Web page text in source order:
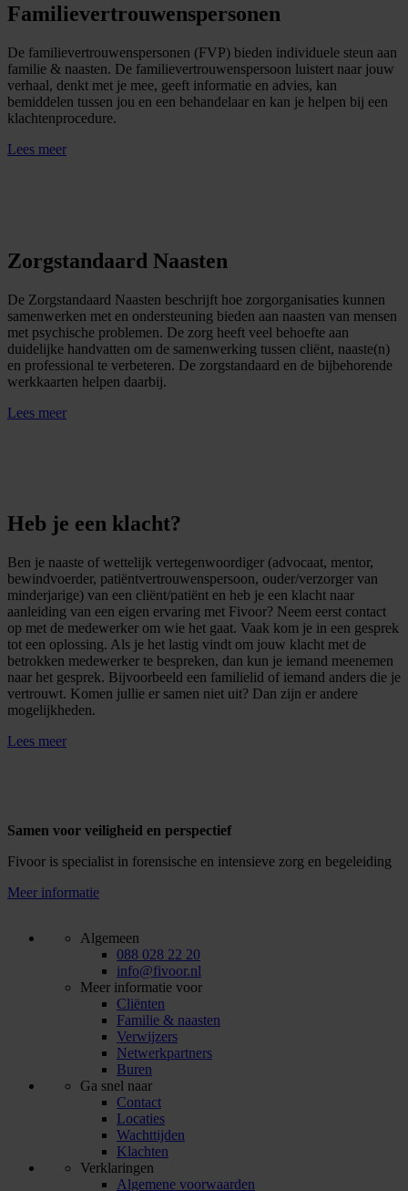
Familievertrouwenspersonen
De familievertrouwenspersonen (FVP) bieden individuele steun aan
familie & naasten. De familievertrouwenspersoon luistert naar jouw
verhaal, denkt met je mee, geeft informatie en advies, kan
bemiddelen tussen jou en een behandelaar en kan je helpen bij een
klachtenprocedure.
Lees meer
Zorgstandaard Naasten
De Zorgstandaard Naasten beschrijft hoe zorgorganisaties kunnen
samenwerken met en ondersteuning bieden aan naasten van mensen
met psychische problemen. De zorg heeft veel behoefte aan
duidelijke handvatten om de samenwerking tussen cliënt, naaste(n)
en professional te verbeteren. De zorgstandaard en de bijbehorende
werkkaarten helpen daarbij.
Lees meer
Heb je een klacht?
Ben je naaste of wettelijk vertegenwoordiger (advocaat, mentor,
bewindvoerder, patiëntvertrouwenspersoon, ouder/verzorger van
minderjarige) van een cliënt/patiënt en heb je een klacht naar
aanleiding van een eigen ervaring met Fivoor? Neem eerst contact
op met de medewerker om wie het gaat. Vaak kom je in een gesprek
tot een oplossing. Als je het lastig vindt om jouw klacht met de
betrokken medewerker te bespreken, dan kun je iemand meenemen
naar het gesprek. Bijvoorbeeld een familielid of iemand anders die je
vertrouwt. Komen jullie er samen niet uit? Dan zijn er andere
mogelijkheden.
Lees meer
Samen voor veiligheid en perspectief
Fivoor is specialist in forensische en intensieve zorg en begeleiding
Meer informatie
Algemeen
088 028 22 20
info@fivoor.nl
Meer informatie voor
Cliënten
Familie & naasten
Verwijzers
Netwerkpartners
Buren
Ga snel naar
Contact
Locaties
Wachttijden
Klachten
Verklaringen
Algemene voorwaarden